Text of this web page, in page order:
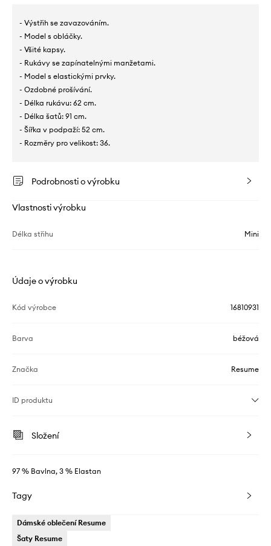
- Výstřih se zavazováním.
- Model s obláčky.
- Všité kapsy.
- Rukávy se zapínatelnými manžetami.
- Model s elastickými prvky.
- Ozdobné prošívání.
- Délka rukávu: 62 cm.
- Délka šatů: 91 cm.
- Šířka v podpaží: 52 cm.
- Rozměry pro velikost: 36.
Podrobnosti o výrobku
Vlastnosti výrobku
Délka střihu Mini
Údaje o výrobku
Kód výrobce 16810931
Barva béžová
Značka Resume
ID produktu
Složení
97 % Bavlna, 3 % Elastan
Tagy
Dámské oblečení Resume
Šaty Resume